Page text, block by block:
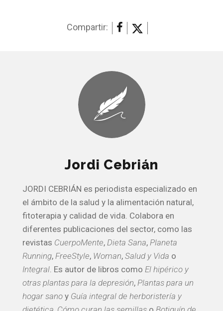
Compartir:
Jordi Cebrián
JORDI CEBRIÁN es periodista especializado en
el ámbito de la salud y la alimentación natural,
fitoterapia y calidad de vida. Colabora en
diferentes publicaciones del sector, como las
revistas CuerpoMente, Dieta Sana, Planeta
Running, FreeStyle, Woman, Salud y Vida o
Integral. Es autor de libros como El hipérico y
otras plantas para la depresión, Plantas para un
hogar sanoy Guía integral de herboristería y